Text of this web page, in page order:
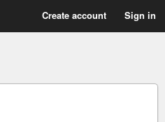
Create account Sign in